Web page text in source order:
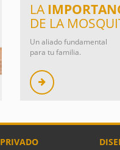
LA
DE LA
Un aliado fundamental
para tu familia.
PRIVADO